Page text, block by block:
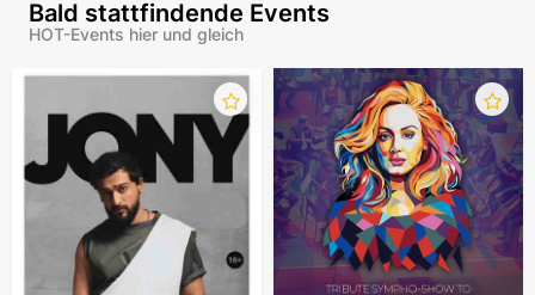
Bald stattfindende Events
HOT-Events hier und gleich